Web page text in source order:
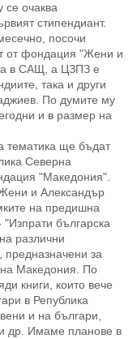
се очаква
стипендиант.
посочи
от фондация "Жени и
в САЩ, а ЦЗПЗ е
така и други
По думите му
и в размер на
тематика ще бъдат
Северна
"Македония".
и Александър
на предишна
българска
различни
предназначени за
Македония. По
книги, които вече
в Република
и на българи,
др. Имаме планове в